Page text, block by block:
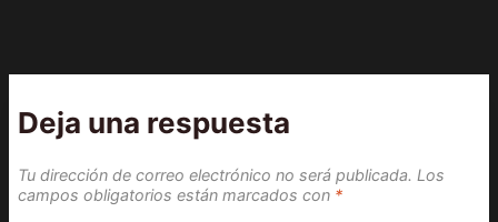
Deja una respuesta
Tu dirección de correo electrónico no será publicada. Los
campos obligatorios están marcados con *